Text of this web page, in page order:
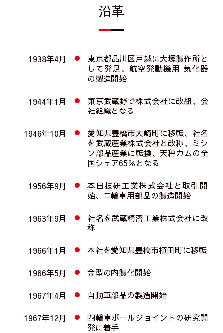
沿革
1938年4月
東京都品川区戸越に大塚製作所と
して発足、航空発動機用 気化器
の製造開始
1944年1月
東京武蔵野で株式会社に改組、会
社組織となる
1946年10月
愛知県豊橋市大崎町に移転、社名
を武蔵産業株式会社と改称、ミシ
ン部品産業に転換、天秤カムの全
国シェア65％となる
1956年9月
本田技研工業株式会社と取引開
始、二輪車用部品の製造開始
1963年9月
社名を武蔵精密工業株式会社に改
称
1966年1月 本社を愛知県豊橋市植田町に移転
1966年5月 金型の内製化開始
1967年4月 自動車部品の製造開始
1967年12月
四輪車ボールジョイントの研究開
発に着手